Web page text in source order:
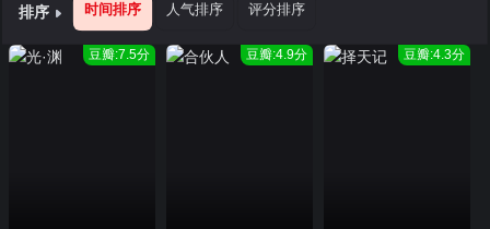
排序 时间排序 人气排序 评分排序
豆瓣:7.5分 豆瓣:4.9分 豆瓣:4.3分